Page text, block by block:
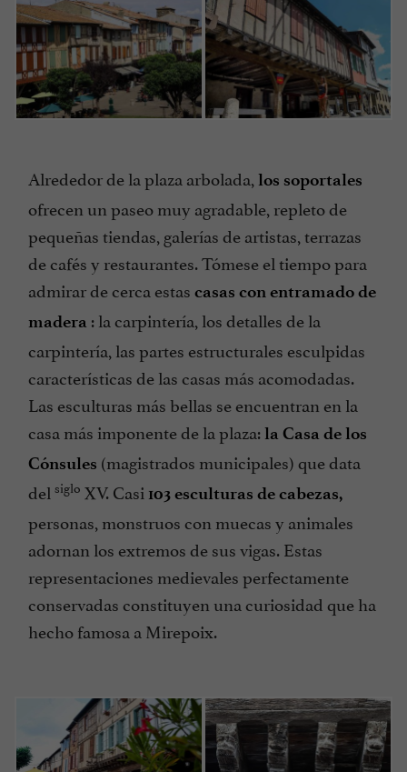
Alrededor de la plaza arbolada, los soportales
ofrecen un paseo muy agradable, repleto de
pequeñas tiendas, galerías de artistas, terrazas
de cafés y restaurantes. Tómese el tiempo para
admirar de cerca estas casas con entramado de
madera : la carpintería, los detalles de la
carpintería, las partes estructurales esculpidas
características de las casas más acomodadas.
Las esculturas más bellas se encuentran en la
casa más imponente de la plaza:la Casa de los
Cónsules (magistrados municipales) que data
del siglo XV. Casi 103 esculturas de cabezas,
personas, monstruos con muecas y animales
adornan los extremos de sus vigas. Estas
representaciones medievales perfectamente
conservadas constituyen una curiosidad que ha
hecho famosa a Mirepoix.